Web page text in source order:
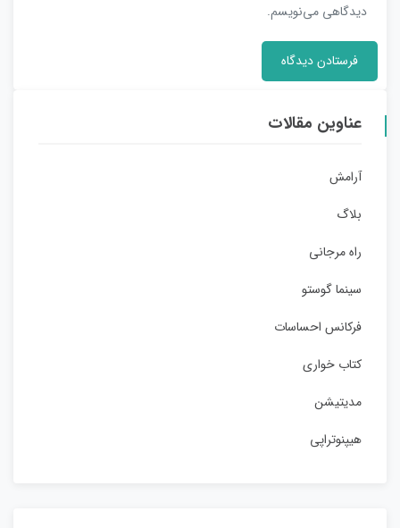
دیدگاهی می‌نویسم.
عناوین مقالات
آرامش
بلاگ
راه مرجانی
سینما گوستو
فرکانس احساسات
کتاب خواری
مدیتیشن
هیپنوتراپی